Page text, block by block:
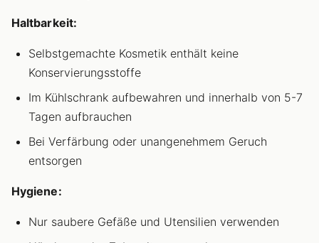
Haltbarkeit:
Selbstgemachte Kosmetik enthält keine
Konservierungsstoffe
Im Kühlschrank aufbewahren und innerhalb von 5-7
Tagen aufbrauchen
Bei Verfärbung oder unangenehmem Geruch
entsorgen
Hygiene:
Nur saubere Gefäße und Utensilien verwenden